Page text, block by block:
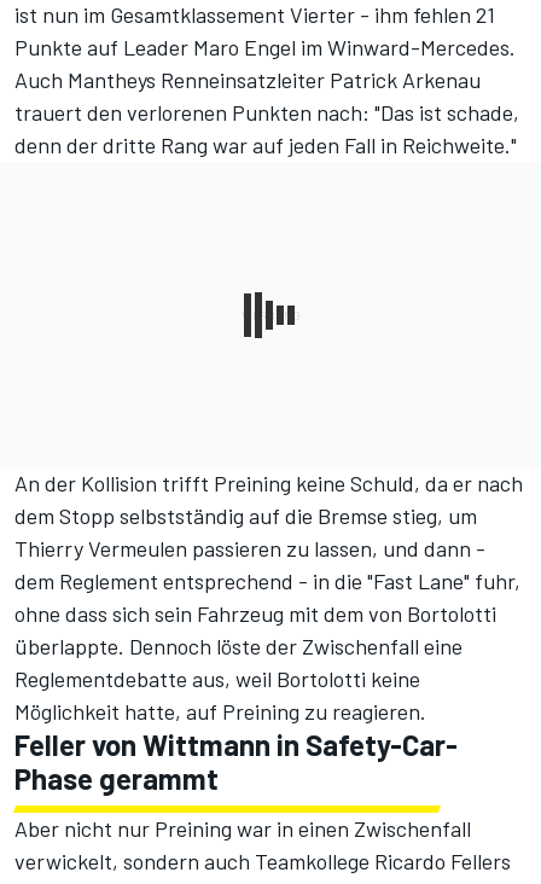
ist nun im Gesamtklassement Vierter - ihm fehlen 21
Punkte auf Leader Maro Engel im Winward-Mercedes.
Auch Mantheys Renneinsatzleiter Patrick Arkenau
trauert den verlorenen Punkten nach: "Das ist schade,
denn der dritte Rang war auf jeden Fall in Reichweite."
An der Kollision trifft Preining keine Schuld, da er nach
dem Stopp selbstständig auf die Bremse stieg, um
Thierry Vermeulen passieren zu lassen, und dann -
dem Reglement entsprechend - in die "Fast Lane" fuhr,
ohne dass sich sein Fahrzeug mit dem von Bortolotti
überlappte. Dennoch löste der Zwischenfall eine
Reglementdebatte aus, weil Bortolotti keine
Möglichkeit hatte, auf Preining zu reagieren.
Feller von Wittmann in Safety-Car-
Phase gerammt
Aber nicht nur Preining war in einen Zwischenfall
verwickelt, sondern auch Teamkollege Ricardo Fellers